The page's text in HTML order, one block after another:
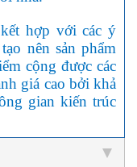
hợp với các ý
nên sản phẩm
cộng được các
giá cao bởi khả
gian kiến trúc